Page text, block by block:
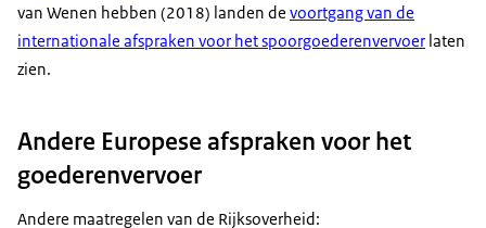
van Wenen hebben (2018) landen de voortgang van de
internationale afspraken voor het spoorgoederenvervoer laten
zien.
Andere Europese afspraken voor het
goederenvervoer
Andere maatregelen van de Rijksoverheid: